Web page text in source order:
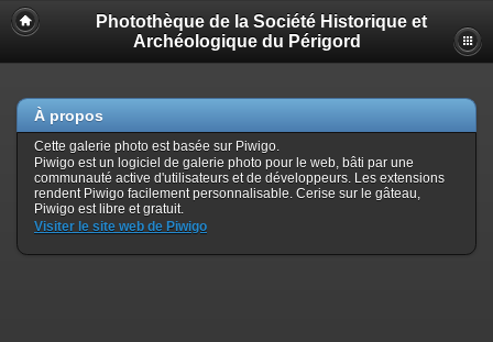
Photothèque de la Société Historique et
Archéologique du Périgord
À propos
Cette galerie photo est basée sur Piwigo.
Piwigo est un logiciel de galerie photo pour le web, bâti par une
communauté active d'utilisateurs et de développeurs. Les extensions
rendent Piwigo facilement personnalisable. Cerise sur le gâteau,
Piwigo est libre et gratuit.
Visiter le site web de Piwigo